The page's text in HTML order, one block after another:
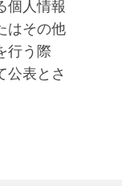
個人情報
はその他
行う際
公表とさ